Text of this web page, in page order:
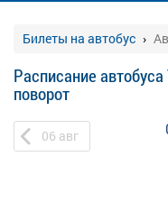
Билеты на автобус
Расписание
поворот
06 авг